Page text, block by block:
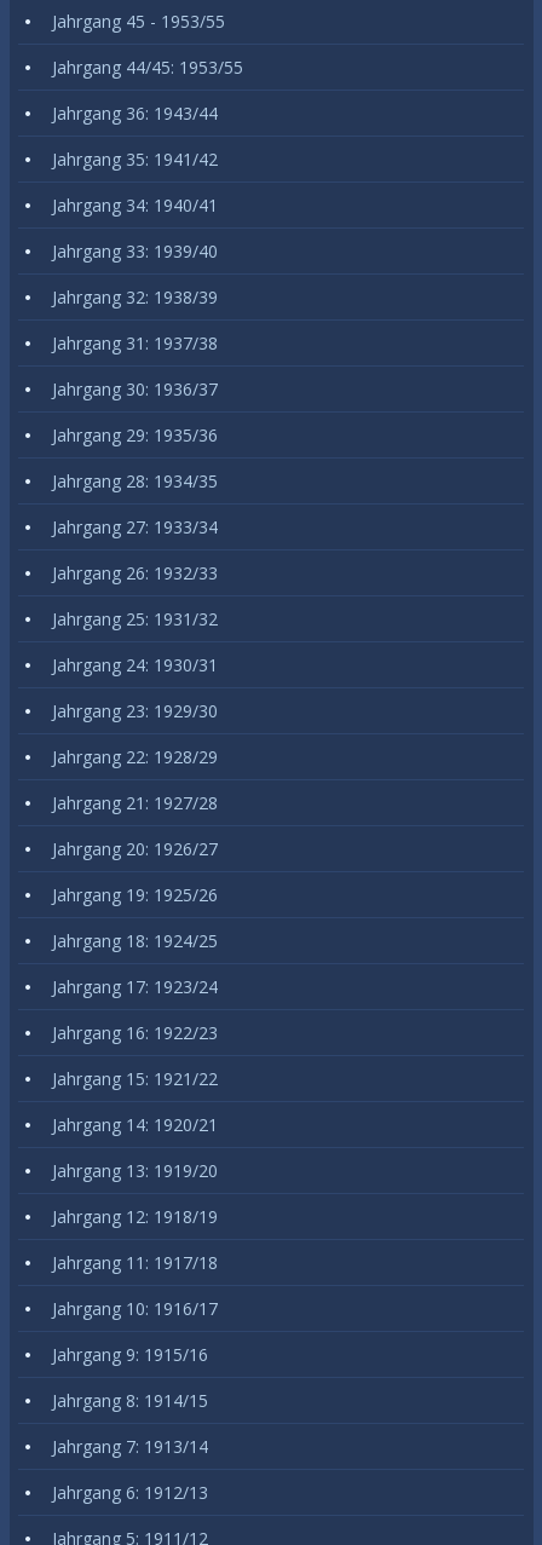
Jahrgang 45 - 1953/55
Jahrgang 44/45: 1953/55
Jahrgang 36: 1943/44
Jahrgang 35: 1941/42
Jahrgang 34: 1940/41
Jahrgang 33: 1939/40
Jahrgang 32: 1938/39
Jahrgang 31: 1937/38
Jahrgang 30: 1936/37
Jahrgang 29: 1935/36
Jahrgang 28: 1934/35
Jahrgang 27: 1933/34
Jahrgang 26: 1932/33
Jahrgang 25: 1931/32
Jahrgang 24: 1930/31
Jahrgang 23: 1929/30
Jahrgang 22: 1928/29
Jahrgang 21: 1927/28
Jahrgang 20: 1926/27
Jahrgang 19: 1925/26
Jahrgang 18: 1924/25
Jahrgang 17: 1923/24
Jahrgang 16: 1922/23
Jahrgang 15: 1921/22
Jahrgang 14: 1920/21
Jahrgang 13: 1919/20
Jahrgang 12: 1918/19
Jahrgang 11: 1917/18
Jahrgang 10: 1916/17
Jahrgang 9: 1915/16
Jahrgang 8: 1914/15
Jahrgang 7: 1913/14
Jahrgang 6: 1912/13
Jahrgang 5: 1911/12